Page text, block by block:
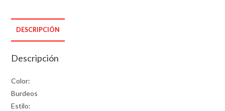
DESCRIPCIÓN
Descripción
Color:
Burdeos
Estilo: